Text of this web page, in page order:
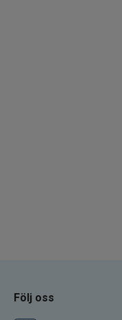
Följ oss